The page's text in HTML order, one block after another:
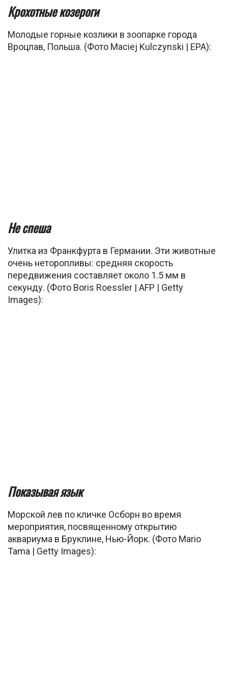
Крохотные козероги
Молодые горные козлики в зоопарке города
Вроцлав, Польша. (Фото Maciej Kulczynski | EPA):
Не спеша
Улитка из Франкфурта в Германии. Эти животные
очень неторопливы: средняя скорость
передвижения составляет около 1.5 мм в
секунду. (Фото Boris Roessler | AFP | Getty
Images):
Показывая язык
Морской лев по кличке Осборн во время
мероприятия, посвященному открытию
аквариума в Бруклине, Нью-Йорк. (Фото Mario
Tama | Getty Images):